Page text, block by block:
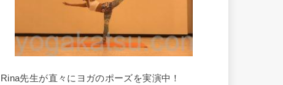
Rina先生が直々にヨガのポーズを実演中！